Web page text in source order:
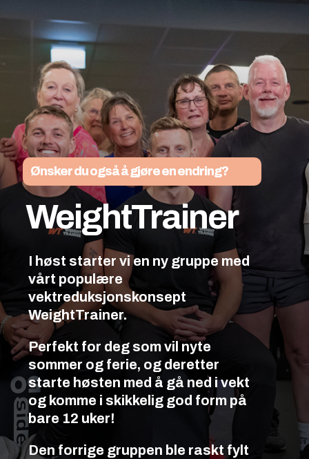
Ønsker du også å gjøre en endring?
WeightTrainer
I høst starter vi en ny gruppe med
vårt populære
vektreduksjonskonsept
WeightTrainer.
Perfekt for deg som vil nyte
sommer og ferie, og deretter
starte høsten med å gå ned i vekt
og komme i skikkelig god form på
bare 12 uker!
Den forrige gruppen ble raskt fylt